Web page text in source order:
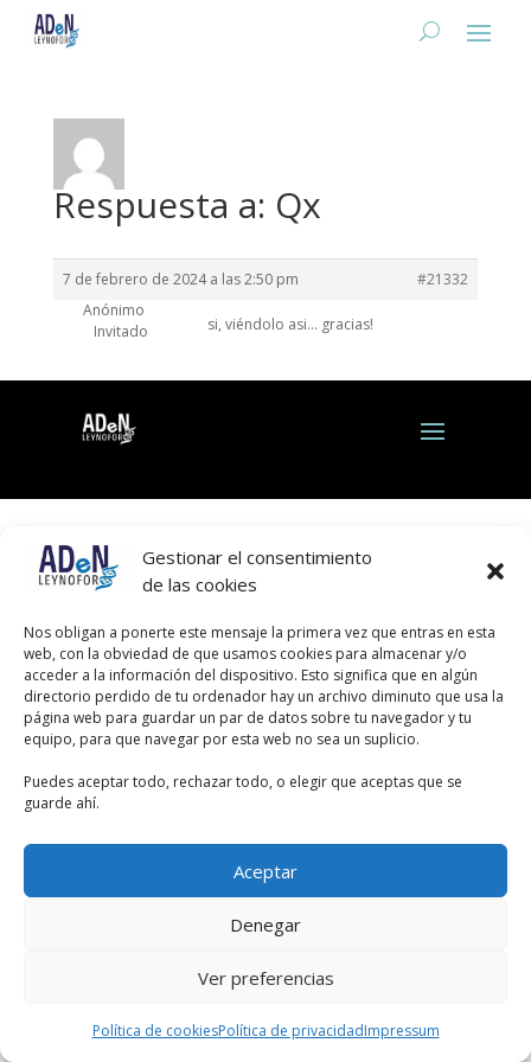
Gestionar el consentimiento
de las cookies
Nos obligan a ponerte este mensaje la primera vez que entras en esta
web, con la obviedad de que usamos cookies para almacenar y/o
acceder a la información del dispositivo. Esto significa que en algún
directorio perdido de tu ordenador hay un archivo diminuto que usa la
página web para guardar un par de datos sobre tu navegador y tu
equipo, para que navegar por esta web no sea un suplicio.
Puedes aceptar todo, rechazar todo, o elegir que aceptas que se
guarde ahí.
Aceptar
Denegar
Ver preferencias
Política de cookiesPolítica de privacidadImpressum
Respuesta a: Qx
7 de febrero de 2024 a las 2:50 pm
#21332
Anónimo
Invitado
si, viéndolo asi… gracias!